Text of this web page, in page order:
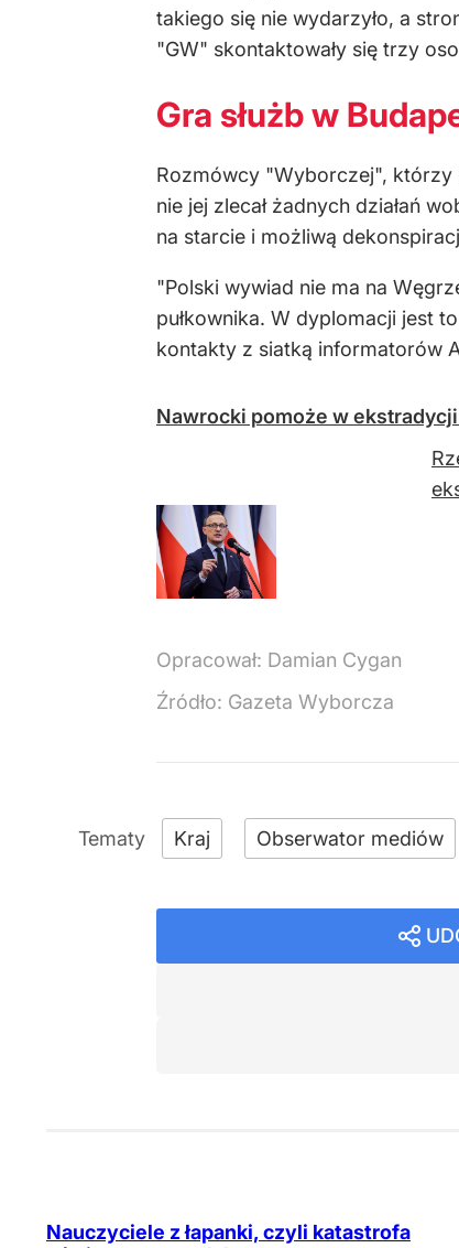
takiego się nie wydarzyło, a
"GW" skontaktowały się trzy
Gra służb w
Rozmówcy "Wyborczej", którzy
nie jej zlecał żadnych działań
na starcie i możliwą
"Polski wywiad nie ma na
pułkownika. W dyplomacji jest
kontakty z siatką informatorów
Nawrocki pomoże w
Opracował: Damian Cygan
Źródło: Gazeta Wyborcza
Kraj Obserwator mediów
Nauczyciele z łapanki, czyli katastrofa